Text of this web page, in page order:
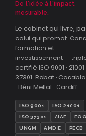
De l'idée à l'impact
mesurable.
Le cabinet qui livre,
celui qui promet.
formation et
investissement —
certifié ISO 9001 · 21001 ·
37301. Rabat ·
· Béni Mellal · Cardiff.
ISO 9001 ISO 21001
ISO 37301 AIAE
UNGM AMDIE PECB